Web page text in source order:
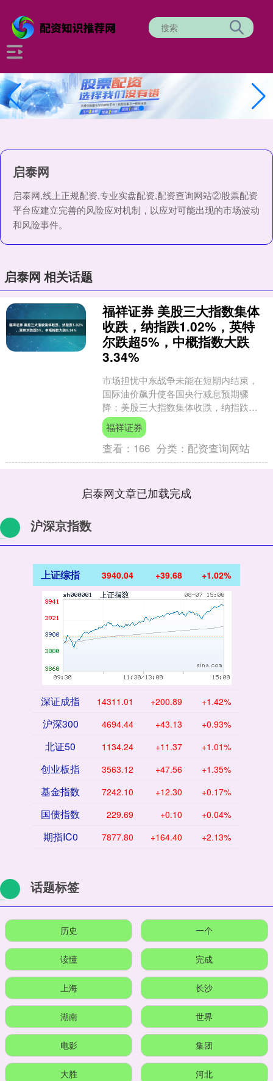
启泰网
启泰网,线上正规配资,专业实盘配资,配资查询网站②股票配资
平台应建立完善的风险应对机制，以应对可能出现的市场波动
和风险事件。
启泰网 相关话题
福祥证券 美股三大指数集体
收跌，纳指跌1.02%，英特
尔跌超5%，中概指数大跌
3.34%
市场担忧中东战争未能在短期内结束，
国际油价飙升使各国央行减息预期骤
降；美股三大指数集体收跌，纳指跌
1.02%，标普500指数跌0.94%，纳指跌
0.83%，费城....
福祥证券
查看： 166 分类： 配资查询网站
启泰网文章已加载完成
沪深京指数
上证综指 3940.04 +39.68 +1.02%
深证成指 14311.01 +200.89 +1.42%
沪深300 4694.44 +43.13 +0.93%
北证50 1134.24 +11.37 +1.01%
创业板指 3563.12 +47.56 +1.35%
基金指数 7242.10 +12.30 +0.17%
国债指数 229.69 +0.10 +0.04%
期指IC0 7877.80 +164.40 +2.13%
话题标签
历史 一个
读懂 完成
上海 长沙
湖南 世界
电影 集团
大胜 河北